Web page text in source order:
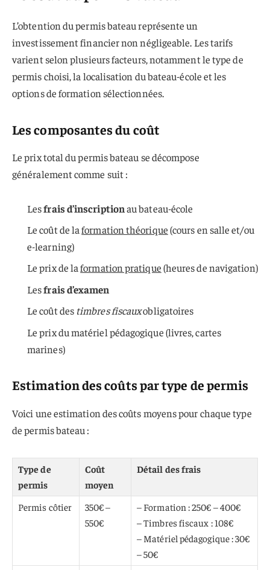
L’obtention du permis bateau représente un
investissement financier non négligeable. Les tarifs
varient selon plusieurs facteurs, notamment le type de
permis choisi, la localisation du bateau-école et les
options de formation sélectionnées.
Les composantes du coût
Le prix total du permis bateau se décompose
généralement comme suit :
Lesfrais d’inscriptionau bateau-école
Le coût de laformation théorique(cours en salle et/ou
e-learning)
Le prix de laformation pratique(heures de navigation)
Lesfrais d’examen
Le coût des timbres fiscauxobligatoires
Le prix du matériel pédagogique (livres, cartes
marines)
Estimation des coûts par type de permis
Voici une estimation des coûts moyens pour chaque type
de permis bateau :
Type de
permis
Coût
moyen
Détail des frais
Permis côtier
350€ –
550€
– Formation : 250€ – 400€
– Timbres fiscaux : 108€
– Matériel pédagogique : 30€
– 50€